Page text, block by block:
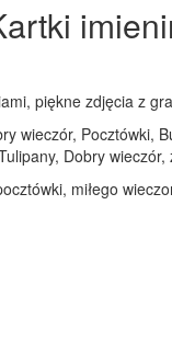
piękne zdjęcia z
wieczór,
Dobry
miłego